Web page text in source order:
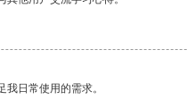
日常使用的需求。